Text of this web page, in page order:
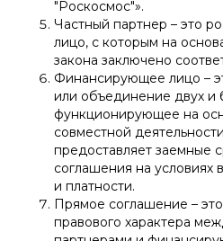
"Роскосмос"».
Частный партнер – это
лицо, с которым на
закона заключено
Финансирующее лицо –
или объединение двух и
функционирующее на
совместной
предоставляет заемные
соглашения на условиях
и платности.
Прямое соглашение –
правового характера